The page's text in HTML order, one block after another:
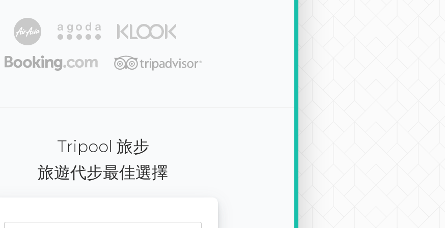
Tripool 旅步
旅遊代步最佳選擇